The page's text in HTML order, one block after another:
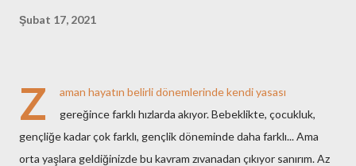
Şubat 17, 2021
Z
aman hayatın belirli dönemlerinde kendi yasası
gereğince farklı hızlarda akıyor. Bebeklikte, çocukluk,
gençliğe kadar çok farklı, gençlik döneminde daha farklı... Ama
orta yaşlara geldiğinizde bu kavram zıvanadan çıkıyor sanırım. Az